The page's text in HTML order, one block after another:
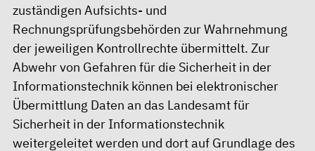
zuständigen Aufsichts- und
Rechnungsprüfungsbehörden zur Wahrnehmung
der jeweiligen Kontrollrechte übermittelt. Zur
Abwehr von Gefahren für die Sicherheit in der
Informationstechnik können bei elektronischer
Übermittlung Daten an das Landesamt für
Sicherheit in der Informationstechnik
weitergeleitet werden und dort auf Grundlage des